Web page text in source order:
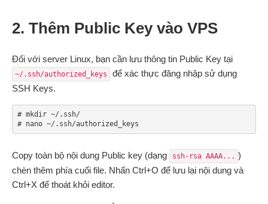
2. Thêm Public Key vào VPS
Đối với server Linux, bạn cần lưu thông tin Public Key tại
~/.ssh/authorized_keys
để xác thực đăng nhập sử dụng
SSH Keys.
# mkdir ~/.ssh/
# nano ~/.ssh/authorized_keys
Copy toàn bộ nội dung Public key (dạng ssh-rsa AAAA... )
chèn thêm phía cuối file. Nhấn Ctrl+O để lưu lại nội dung và
Ctrl+X để thoát khỏi editor.